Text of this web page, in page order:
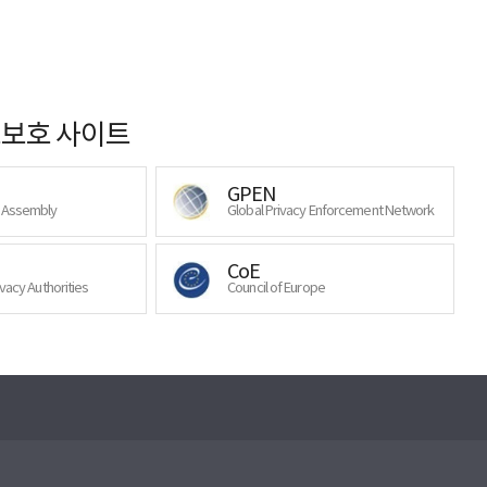
호 사이트
GPEN
Global Privacy Enforcement Network
Authorities
CoE
Council of Europe